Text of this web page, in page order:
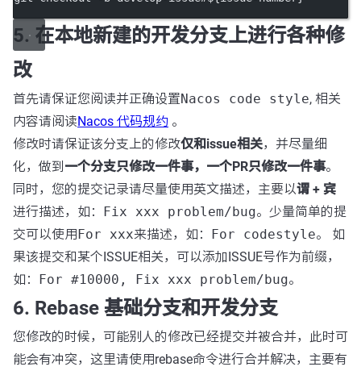
5. 在本地新建的开发分支上进行各种修
改
首先请保证您阅读并正确设置Nacos code style, 相关
内容请阅读Nacos 代码规约 。
修改时请保证该分支上的修改仅和issue相关，并尽量细
化，做到 一个分支只修改一件事，一个PR只修改一件事。
同时，您的提交记录请尽量使用英文描述，主要以谓 + 宾
进行描述，如： Fix xxx problem/bug。少量简单的提
交可以使用For xxx来描述，如： For codestyle。 如
果该提交和某个ISSUE相关，可以添加ISSUE号作为前缀，
如： For #10000, Fix xxx problem/bug。
6. Rebase 基础分支和开发分支
您修改的时候，可能别人的修改已经提交并被合并，此时可
能会有冲突，这里请使用rebase命令进行合并解决，主要有